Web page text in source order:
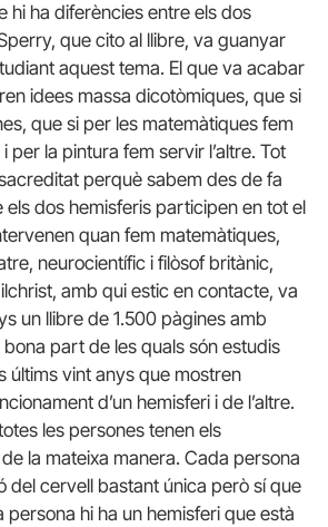
hi ha diferències entre els dos
que cito al llibre, va guanyar
aquest tema. El que va acabar
idees massa dicotòmiques, que si
que si per les matemàtiques fem
per la pintura fem servir l’altre. Tot
perquè sabem des de fa
els dos hemisferis participen en tot el
quan fem matemàtiques,
neurocientífic i filòsof britànic,
amb qui estic en contacte, va
un llibre de 1.500 pàgines amb
part de les quals són estudis
últims vint anys que mostren
d’un hemisferi i de l’altre.
les persones tenen els
la mateixa manera. Cada persona
del cervell bastant única però sí que
hi ha un hemisferi que està